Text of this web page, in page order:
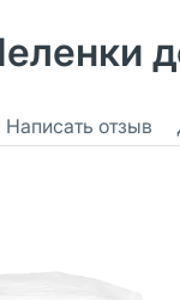
Написать отзыв